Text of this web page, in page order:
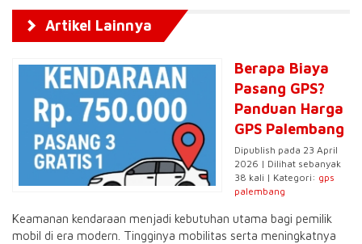
Artikel Lainnya
Berapa Biaya
Pasang GPS?
Panduan Harga
GPS Palembang
Dipublish pada 23 April
2026 | Dilihat sebanyak
38 kali | Kategori: gps
palembang
Keamanan kendaraan menjadi kebutuhan utama bagi pemilik
mobil di era modern. Tingginya mobilitas serta meningkatnya